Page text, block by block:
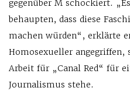
gegenüber M schockiert.
behaupten, dass diese
machen würden“, erklärte
Homosexueller
Arbeit für „Canal Red“ für
Journalismus stehe.